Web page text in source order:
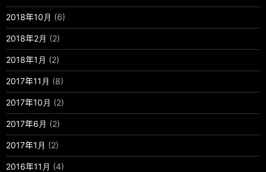
2018年10月 (6)
2018年2月 (2)
2018年1月 (2)
2017年11月 (8)
2017年10月 (2)
2017年6月 (2)
2017年1月 (2)
2016年11月 (4)